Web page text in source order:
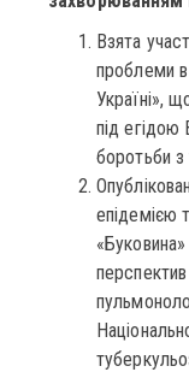
Взята
проблеми в
Україні»,
під егідою
боротьби
епідемією